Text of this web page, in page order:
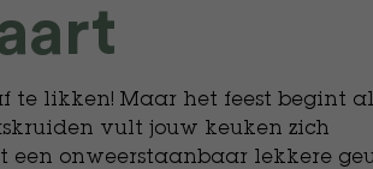
te likken! Maar het feest begint al
vult jouw keuken zich
onweerstaanbaar lekkere